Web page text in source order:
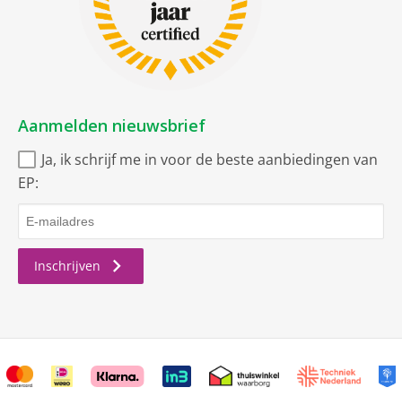
Aanmelden nieuwsbrief
Ja, ik schrijf me in voor de beste aanbiedingen van
EP:
Inschrijven